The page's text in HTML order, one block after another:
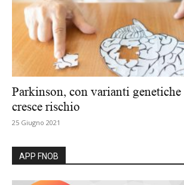
Parkinson, con varianti genetiche
cresce rischio
25 Giugno 2021
APP FNOB